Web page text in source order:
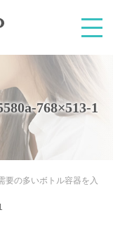
768×513-1
要の多いボトル容器を入